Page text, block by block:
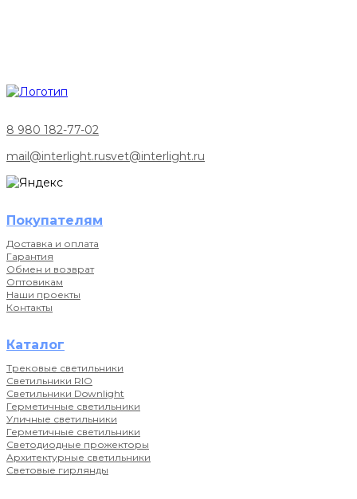
8 980 182-77-02
mail@interlight.rusvet@interlight.ru
Покупателям
Доставка и оплата
Гарантия
Обмен и возврат
Оптовикам
Наши проекты
Контакты
Каталог
Трековые светильники
Светильники RIO
Светильники Downlight
Герметичные светильники
Уличные светильники
Герметичные светильники
Светодиодные прожекторы
Архитектурные светильники
Световые гирлянды